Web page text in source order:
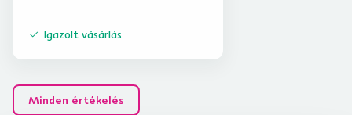
Igazolt vásárlás
Minden értékelés